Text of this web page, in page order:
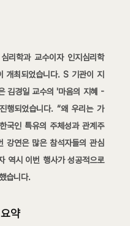
리학과 교수이자 인지심리학
개최되었습니다. S 기관이 지
김경일 교수의 '마음의 지혜 -
행되었습니다. “왜 우리는 가
국인 특유의 주체성과 관계주
강연은 많은 참석자들의 관심
역시 이번 행사가 성공적으로
습니다.
약